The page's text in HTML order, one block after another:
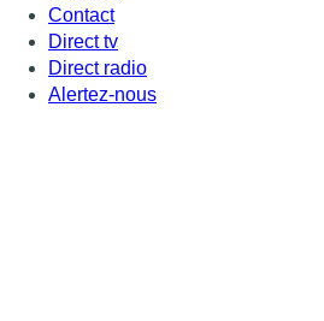
Contact
Direct tv
Direct radio
Alertez-nous